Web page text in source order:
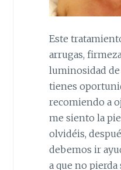
Este
arrugas,
luminosidad
tienes
recomiendo a
me siento la
olvidéis,
debemos ir
a que no pierda